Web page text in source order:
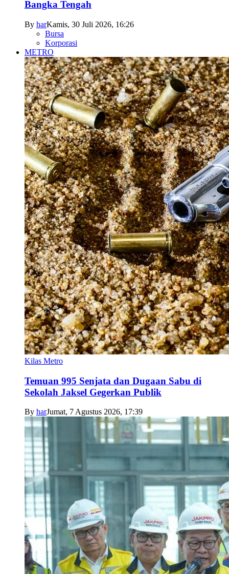
Bangka Tengah
By harKamis, 30 Juli 2026, 16:26
Bursa
Korporasi
METRO
Kilas Metro
Temuan 995 Senjata dan Dugaan Sabu di
Sekolah Jaksel Gegerkan Publik
By harJumat, 7 Agustus 2026, 17:39